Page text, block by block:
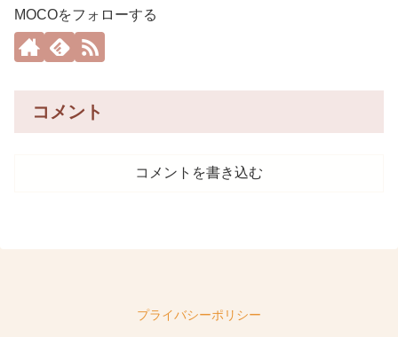
MOCOをフォローする
コメント
コメントを書き込む
プライバシーポリシー